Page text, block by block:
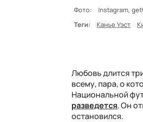
Фото: Instagram,
Теги:
Канье Уэст
Любовь длится
всему, пара, о
Национальной
разведется. Он
остановился.